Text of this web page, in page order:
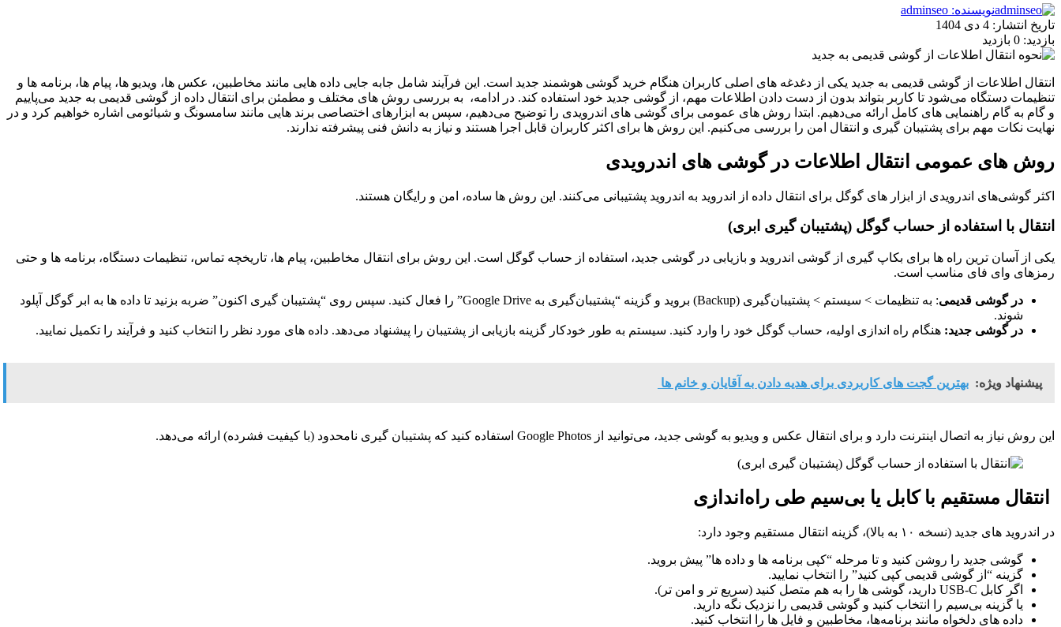
نویسنده: adminseo
تاریخ انتشار: 4 دی 1404
بازدید: 0 بازدید
انتقال اطلاعات از گوشی قدیمی به جدید یکی از دغدغه‌ های اصلی کاربران هنگام خرید گوشی هوشمند جدید است. این فرآیند شامل جابه‌ جایی داده‌ هایی مانند مخاطبین، عکس‌ ها، ویدیو ها، پیام‌ ها، برنامه‌ ها و
تنظیمات دستگاه می‌شود تا کاربر بتواند بدون از دست دادن اطلاعات مهم، از گوشی جدید خود استفاده کند. در ادامه، به بررسی روش‌ های مختلف و مطمئن برای انتقال داده از گوشی قدیمی به جدید می‌پاییم
و گام‌ به‌ گام راهنمایی‌ های کامل ارائه می‌دهیم. ابتدا روش‌ های عمومی برای گوشی‌ های اندرویدی را توضیح می‌دهیم، سپس به ابزارهای اختصاصی برند هایی مانند سامسونگ و شیائومی اشاره خواهیم کرد و در
نهایت نکات مهم برای پشتیبان‌ گیری و انتقال امن را بررسی می‌کنیم. این روش‌ ها برای اکثر کاربران قابل اجرا هستند و نیاز به دانش فنی پیشرفته ندارند.
روش‌ های عمومی انتقال اطلاعات در گوشی‌ های اندرویدی
اکثر گوشی‌های اندرویدی از ابزار های گوگل برای انتقال داده از اندروید به اندروید پشتیبانی می‌کنند. این روش‌ ها ساده، امن و رایگان هستند.
انتقال با استفاده از حساب گوگل (پشتیبان‌ گیری ابری)
یکی از آسان‌ ترین راه‌ ها برای بکاپ گیری از گوشی اندروید و بازیابی در گوشی جدید، استفاده از حساب گوگل است. این روش برای انتقال مخاطبین، پیام‌ ها، تاریخچه تماس، تنظیمات دستگاه، برنامه‌ ها و حتی
رمزهای وای‌ فای مناسب است.
در گوشی قدیمی
: به تنظیمات > سیستم > پشتیبان‌گیری (Backup) بروید و گزینه “پشتیبان‌گیری به Google Drive” را فعال کنید. سپس روی “پشتیبان‌ گیری اکنون” ضربه بزنید تا داده‌ ها به ابر گوگل آپلود
شوند.
در گوشی جدید: هنگام راه‌ اندازی اولیه، حساب گوگل خود را وارد کنید. سیستم به طور خودکار گزینه بازیابی از پشتیبان را پیشنهاد می‌دهد. داده‌ های مورد نظر را انتخاب کنید و فرآیند را تکمیل نمایید.
پیشنهاد ویژه: بهترین گجت های کاربردی برای هدیه دادن به آقایان و خانم ها
این روش نیاز به اتصال اینترنت دارد و برای انتقال عکس و ویدیو به گوشی جدید، می‌توانید از Google Photos استفاده کنید که پشتیبان‌ گیری نامحدود (با کیفیت فشرده) ارائه می‌دهد.
انتقال مستقیم با کابل یا بی‌سیم طی راه‌اندازی
در اندروید های جدید (نسخه ۱۰ به بالا)، گزینه انتقال مستقیم وجود دارد:
گوشی جدید را روشن کنید و تا مرحله “کپی برنامه‌ ها و داده‌ ها” پیش بروید.
گزینه “از گوشی قدیمی کپی کنید” را انتخاب نمایید.
اگر کابل USB-C دارید، گوشی‌ ها را به هم متصل کنید (سریع‌ تر و امن‌ تر).
یا گزینه بی‌سیم را انتخاب کنید و گوشی قدیمی را نزدیک نگه دارید.
داده‌ های دلخواه مانند برنامه‌ها، مخاطبین و فایل‌ ها را انتخاب کنید.